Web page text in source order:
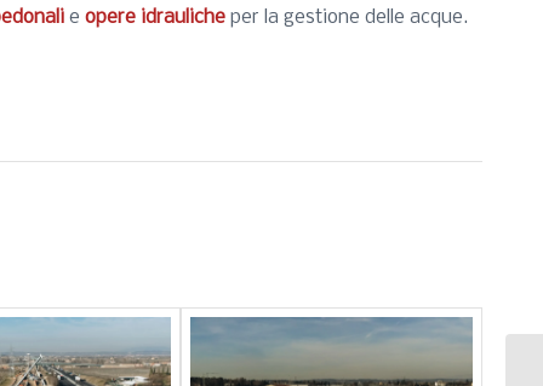
eopere idrauliche per la gestione delle acque.